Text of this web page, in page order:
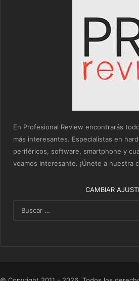
En Profesional Review encontrarás
más interesantes. Especialistas en
periféricos, software, smartphone y
veamos interesante. ¡Únete a nuestra
CAMBIAR